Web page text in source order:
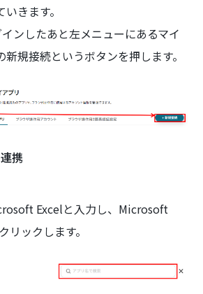
きます。
ンしたあと左メニューにあるマイ
規接続というボタンを押します。
携
Excelと入力し、Microsoft
リックします。